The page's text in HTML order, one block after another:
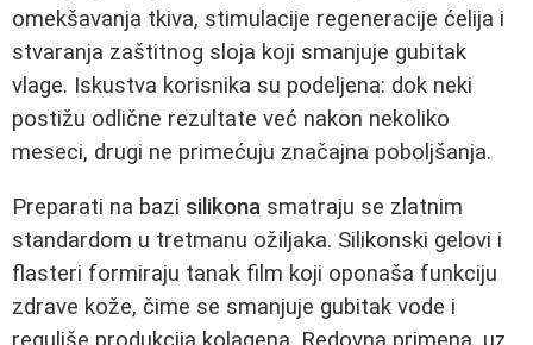
omekšavanja tkiva, stimulacije regeneracije ćelija i
stvaranja zaštitnog sloja koji smanjuje gubitak
vlage. Iskustva korisnika su podeljena: dok neki
postižu odlične rezultate već nakon nekoliko
meseci, drugi ne primećuju značajna poboljšanja.
Preparati na bazi silikona smatraju se zlatnim
standardom u tretmanu ožiljaka. Silikonski gelovi i
flasteri formiraju tanak film koji oponaša funkciju
zdrave kože, čime se smanjuje gubitak vode i